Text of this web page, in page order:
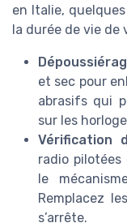
en Italie,
la durée de vie
et sec pour
abrasifs qui
sur les
Vérification
radio pilotées
le
Remplacez
s’arrête.